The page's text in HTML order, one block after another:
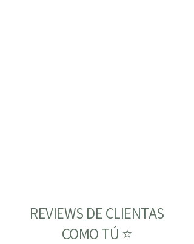
REVIEWS DE CLIENTAS
COMO TÚ ⭐